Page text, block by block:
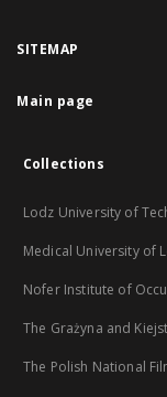
SITEMAP
Main page
Collections
Lodz University of
Medical University of
Nofer Institute of
The Grażyna and
The Polish National